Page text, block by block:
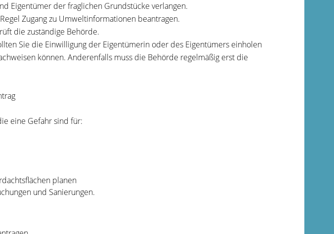
Eigentümer der fraglichen Grundstücke verlangen.
Zugang zu Umweltinformationen beantragen.
die zuständige Behörde.
Sie die Einwilligung der Eigentümerin oder des Eigentümers einholen
können. Anderenfalls muss die Behörde regelmäßig erst die
eine Gefahr sind für:
planen
und Sanierungen.